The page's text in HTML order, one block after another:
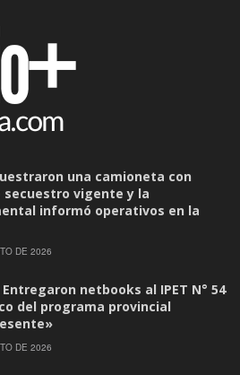
una camioneta con
secuestro vigente y la
informó operativos en la
DE 2026
netbooks al IPET N° 54
del programa provincial
DE 2026